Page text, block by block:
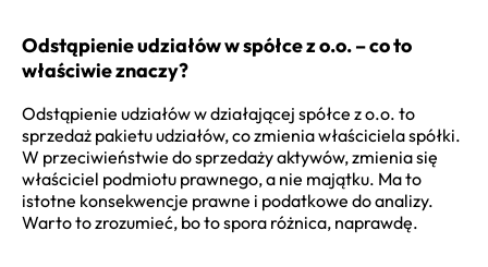
Odstąpienie udziałów w spółce z o.o. – co to
właściwie znaczy?
Odstąpienie udziałów w działającej spółce z o.o. to
sprzedaż pakietu udziałów, co zmienia właściciela spółki.
W przeciwieństwie do sprzedaży aktywów, zmienia się
właściciel podmiotu prawnego, a nie majątku. Ma to
istotne konsekwencje prawne i podatkowe do analizy.
Warto to zrozumieć, bo to spora różnica, naprawdę.